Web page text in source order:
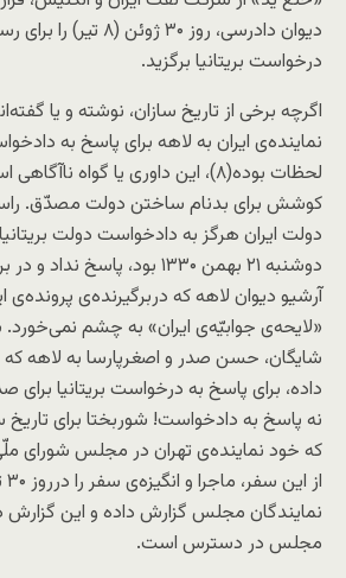
دیوان دادرسی، روز ۳۰ ژوئن
درخواست بریتانیا برگزید.
اگرچه برخی از تاریخ سازان، نوشته و یا
نماینده‌ی ایران به لاهه برای پاسخ به
لحظات بوده(۸)، این داوری یا گواه
کوشش برای بدنام ساختن دولت مصدّق.
دولت ایران هرگز به دادخواست دولت
آرشیو دیوان لاهه که دربرگیرنده‌ی پرونده‌ی
«لایحه‌ی جوابیّه‌ی ایران» به چشم نمی‌خورد.
داده، برای پاسخ به درخواست بریتانیا برای
نه پاسخ به دادخواست! شوربختا برای
که خود نماینده‌ی تهران در مجلس شورای
نمایندگان مجلس گزارش داده و این
مجلس در دسترس است.